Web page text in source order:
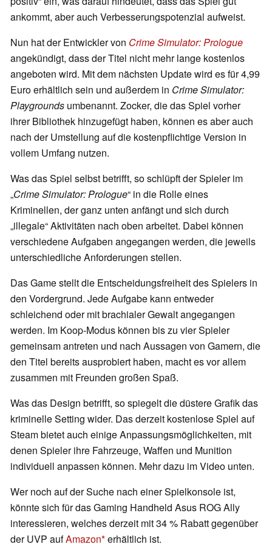
ankommt, aber auch Verbesserungspotenzial aufweist.
Nun hat der Entwickler von Crime Simulator: Prologue
angekündigt, dass der Titel nicht mehr lange kostenlos
angeboten wird. Mit dem nächsten Update wird es für 4,99
Euro erhältlich sein und außerdem in Crime Simulator:
Playgrounds umbenannt. Zocker, die das Spiel vorher
ihrer Bibliothek hinzugefügt haben, können es aber auch
nach der Umstellung auf die kostenpflichtige Version in
vollem Umfang nutzen.
Was das Spiel selbst betrifft, so schlüpft der Spieler im
„Crime Simulator: Prologue“ in die Rolle eines
Kriminellen, der ganz unten anfängt und sich durch
„illegale“ Aktivitäten nach oben arbeitet. Dabei können
verschiedene Aufgaben angegangen werden, die jeweils
unterschiedliche Anforderungen stellen.
Das Game stellt die Entscheidungsfreiheit des Spielers in
den Vordergrund. Jede Aufgabe kann entweder
schleichend oder mit brachialer Gewalt angegangen
werden. Im Koop-Modus können bis zu vier Spieler
gemeinsam antreten und nach Aussagen von Gamern, die
den Titel bereits ausprobiert haben, macht es vor allem
zusammen mit Freunden großen Spaß.
Was das Design betrifft, so spiegelt die düstere Grafik das
kriminelle Setting wider. Das derzeit kostenlose Spiel auf
Steam bietet auch einige Anpassungsmöglichkeiten, mit
denen Spieler ihre Fahrzeuge, Waffen und Munition
individuell anpassen können. Mehr dazu im Video unten.
Wer noch auf der Suche nach einer Spielkonsole ist,
könnte sich für das Gaming Handheld Asus ROG Ally
interessieren, welches derzeit mit 34 % Rabatt gegenüber
der UVP aufAmazon erhältlich ist.